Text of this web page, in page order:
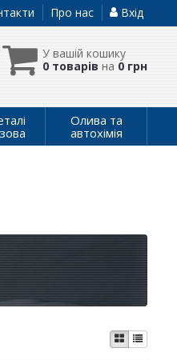
Про нас Вхід
У вашій кошику
0 товарів на 0 грн
Олива та
автохімія